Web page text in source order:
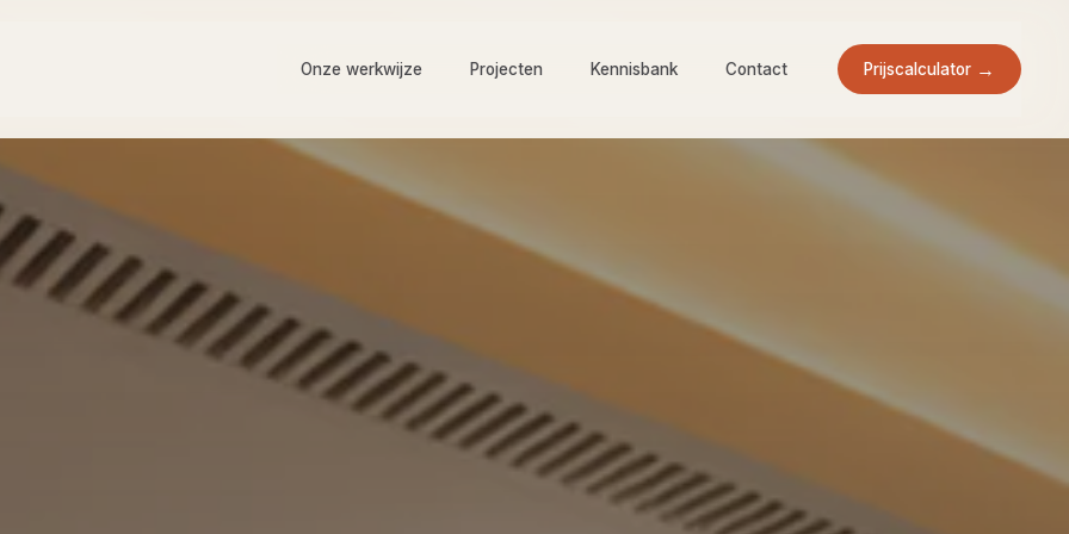
Onze werkwijze Projecten Kennisbank Contact Prijscalculator